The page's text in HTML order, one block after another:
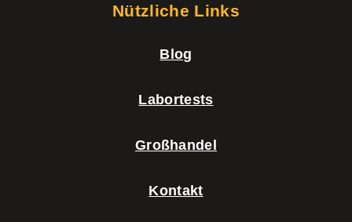
Nützliche Links
Blog
Labortests
Großhandel
Kontakt